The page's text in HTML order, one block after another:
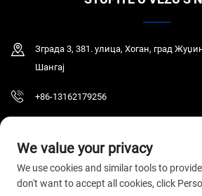
Зграда 3, 381. улица, Хоган, град
Шангај
+86-13162179256
Ауторско право © 2026 ГИР МЕДИЦАЛ ЦО.,
We value your privacy
We use cookies and similar tools to
don't want to accept all cookies, click